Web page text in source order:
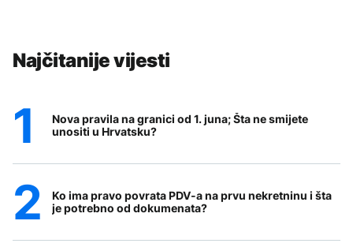
Najčitanije vijesti
Nova pravila na granici od 1. juna; Šta ne smijete
unositi u Hrvatsku?
Ko ima pravo povrata PDV-a na prvu nekretninu i šta
je potrebno od dokumenata?